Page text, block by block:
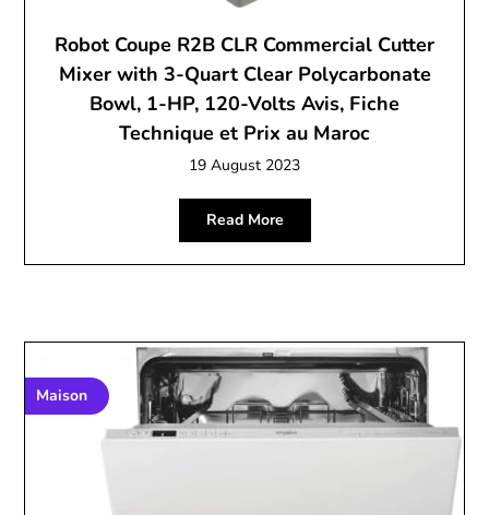
Robot Coupe R2B CLR Commercial Cutter
Mixer with 3-Quart Clear Polycarbonate
Bowl, 1-HP, 120-Volts Avis, Fiche
Technique et Prix au Maroc
19 August 2023
Read More
Maison